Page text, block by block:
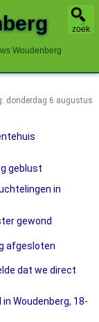
zoek
Woudenberg
donderdag 6 augustus
geblust
in
gewond
afgesloten
dat we direct
Woudenberg, 18-